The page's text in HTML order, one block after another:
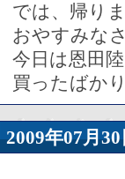
では、帰り
おやすみな
今日は恩田
買ったばか
2009年07